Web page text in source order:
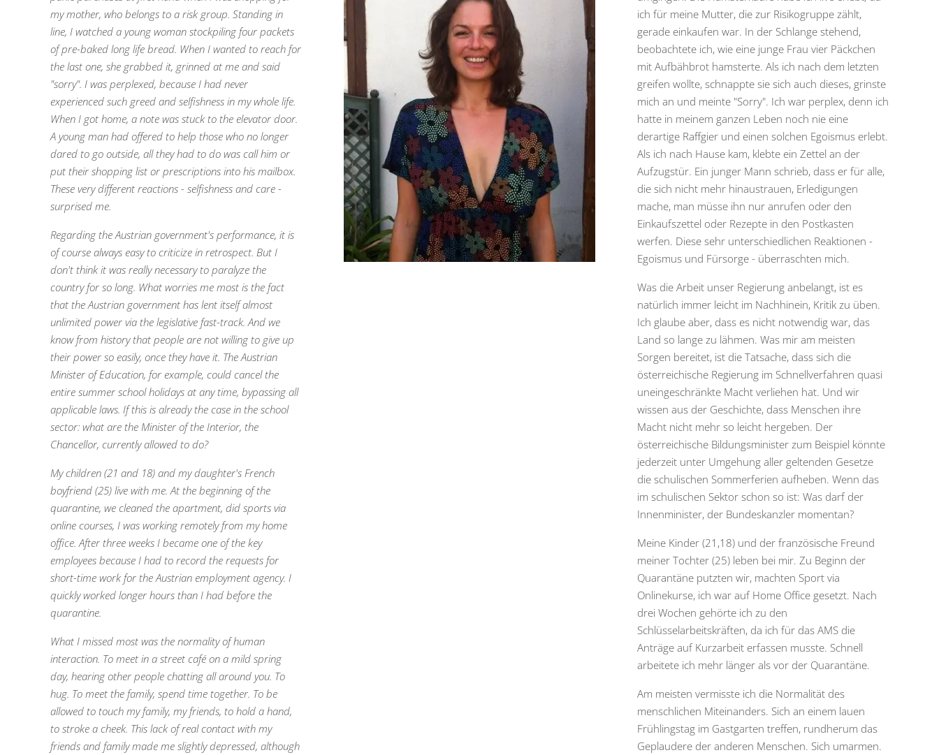
my mother, who belongs to a risk group. Standing in
line, I watched a young woman stockpiling four packets
of pre-baked long life bread. When I wanted to reach for
the last one, she grabbed it, grinned at me and said
"sorry". I was perplexed, because I had never
experienced such greed and selfishness in my whole life.
When I got home, a note was stuck to the elevator door.
A young man had offered to help those who no longer
dared to go outside, all they had to do was call him or
put their shopping list or prescriptions into his mailbox.
These very different reactions - selfishness and care -
surprised me.
Regarding the Austrian government's performance, it is
of course always easy to criticize in retrospect. But I
don't think it was really necessary to paralyze the
country for so long. What worries me most is the fact
that the Austrian government has lent itself almost
unlimited power via the legislative fast-track. And we
know from history that people are not willing to give up
their power so easily, once they have it. The Austrian
Minister of Education, for example, could cancel the
entire summer school holidays at any time, bypassing all
applicable laws. If this is already the case in the school
sector: what are the Minister of the Interior, the
Chancellor, currently allowed to do?
My children (21 and 18) and my daughter's French
boyfriend (25) live with me. At the beginning of the
quarantine, we cleaned the apartment, did sports via
online courses, I was working remotely from my home
office. After three weeks I became one of the key
employees because I had to record the requests for
short-time work for the Austrian employment agency. I
quickly worked longer hours than I had before the
quarantine.
What I missed most was the normality of human
interaction. To meet in a street café on a mild spring
day, hearing other people chatting all around you. To
hug. To meet the family, spend time together. To be
allowed to touch my family, my friends, to hold a hand,
to stroke a cheek. This lack of real contact with my
friends and family made me slightly depressed, although
ich für meine Mutter, die zur Risikogruppe zählt,
gerade einkaufen war. In der Schlange stehend,
beobachtete ich, wie eine junge Frau vier Päckchen
mit Aufbähbrot hamsterte. Als ich nach dem letzten
greifen wollte, schnappte sie sich auch dieses, grinste
mich an und meinte "Sorry". Ich war perplex, denn ich
hatte in meinem ganzen Leben noch nie eine
derartige Raffgier und einen solchen Egoismus erlebt.
Als ich nach Hause kam, klebte ein Zettel an der
Aufzugstür. Ein junger Mann schrieb, dass er für alle,
die sich nicht mehr hinaustrauen, Erledigungen
mache, man müsse ihn nur anrufen oder den
Einkaufszettel oder Rezepte in den Postkasten
werfen. Diese sehr unterschiedlichen Reaktionen -
Egoismus und Fürsorge - überraschten mich.
Was die Arbeit unser Regierung anbelangt, ist es
natürlich immer leicht im Nachhinein, Kritik zu üben.
Ich glaube aber, dass es nicht notwendig war, das
Land so lange zu lähmen. Was mir am meisten
Sorgen bereitet, ist die Tatsache, dass sich die
österreichische Regierung im Schnellverfahren quasi
uneingeschränkte Macht verliehen hat. Und wir
wissen aus der Geschichte, dass Menschen ihre
Macht nicht mehr so leicht hergeben. Der
österreichische Bildungsminister zum Beispiel könnte
jederzeit unter Umgehung aller geltenden Gesetze
die schulischen Sommerferien aufheben. Wenn das
im schulischen Sektor schon so ist: Was darf der
Innenminister, der Bundeskanzler momentan?
Meine Kinder (21,18) und der französische Freund
meiner Tochter (25) leben bei mir. Zu Beginn der
Quarantäne putzten wir, machten Sport via
Onlinekurse, ich war auf Home Office gesetzt. Nach
drei Wochen gehörte ich zu den
Schlüsselarbeitskräften, da ich für das AMS die
Anträge auf Kurzarbeit erfassen musste. Schnell
arbeitete ich mehr länger als vor der Quarantäne.
Am meisten vermisste ich die Normalität des
menschlichen Miteinanders. Sich an einem lauen
Frühlingstag im Gastgarten treffen, rundherum das
Geplaudere der anderen Menschen. Sich umarmen.